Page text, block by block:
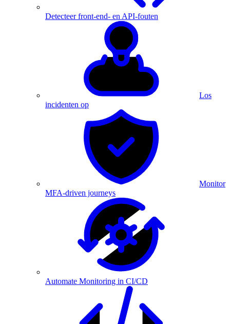
Detecteer front-end- en API-fouten
Los
incidenten op
Monitor
MFA-driven journeys
Automate Monitoring in CI/CD